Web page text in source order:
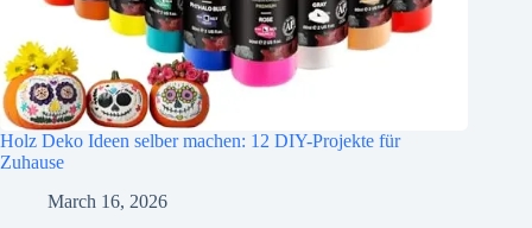
Holz Deko Ideen selber machen: 12 DIY-Projekte für
Zuhause
March 16, 2026